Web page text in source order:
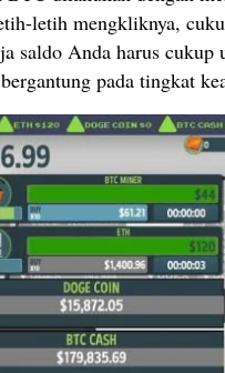
letih mengkliknya,
saldo Anda harus
pada tingkat